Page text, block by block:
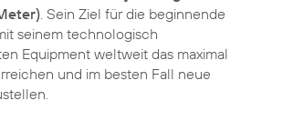
. Sein Ziel für die beginnende
seinem technologisch
Equipment weltweit das maximal
und im besten Fall neue